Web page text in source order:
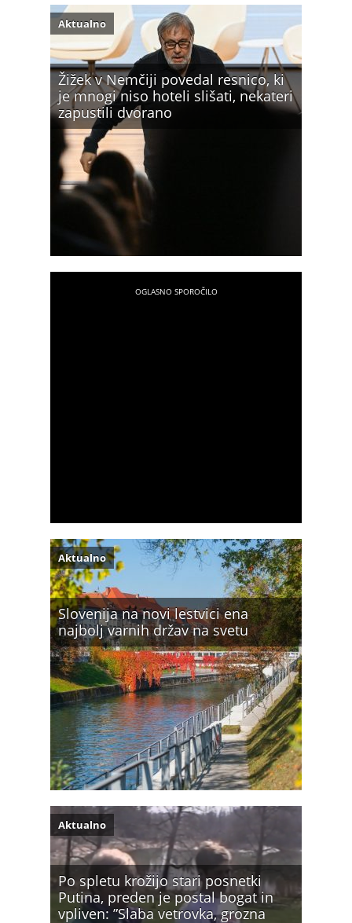
Žižek v Nemčiji povedal resnico, ki
je mnogi niso hoteli slišati, nekateri
zapustili dvorano
Aktualno
Slovenija na novi lestvici ena
najbolj varnih držav na svetu
Aktualno
Po spletu krožijo stari posnetki
Putina, preden je postal bogat in
vpliven: ”Slaba vetrovka, grozna
Aktualno